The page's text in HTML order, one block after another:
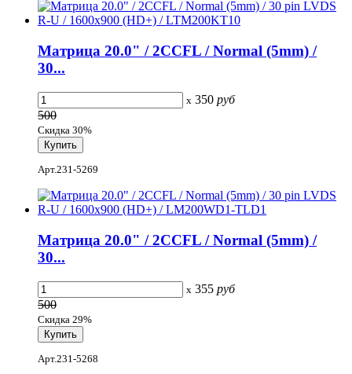
Матрица 20.0" / 2CCFL / Normal (5mm) /
30...
x 350 руб
500
Скидка 30%
Арт.231-5269
Матрица 20.0" / 2CCFL / Normal (5mm) /
30...
x 355 руб
500
Скидка 29%
Арт.231-5268